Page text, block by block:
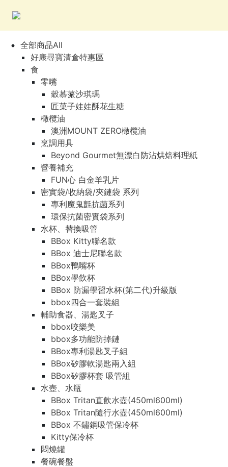
全部商品All
好康尋寶清倉特惠區
食
零嘴
穀慕蒎沙琪瑪
匠菓子娃娃酥花生糖
橄欖油
澳洲MOUNT ZERO橄欖油
烹調用具
Beyond Gourmet無漂白防沾烘焙料理紙
營養補充
FUN心 白金羊乳片
密實袋/收納袋/夾鏈袋 系列
專利魔鬼氈抗菌系列
環保抗菌密實袋系列
水杯、替換吸管
BBox Kitty聯名款
BBox 迪士尼聯名款
BBox鴨嘴杯
BBox學飲杯
BBox 防漏學習水杯(第二代)升級版
bbox四合一套裝組
輔助食器、湯匙叉子
bbox咬樂美
bbox多功能防掉鏈
BBox專利湯匙叉子組
BBox矽膠軟湯匙兩入組
BBox矽膠杯套 吸管組
水壺、水瓶
BBox Tritan直飲水壺(450ml600ml)
BBox Tritan隨行水壺(450ml600ml)
BBox 不鏽鋼吸管保冷杯
Kitty保冷杯
悶燒罐
餐碗餐盤